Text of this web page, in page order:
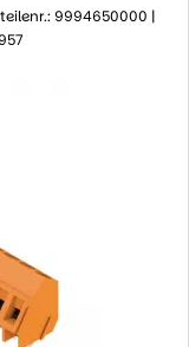
9994650000 |